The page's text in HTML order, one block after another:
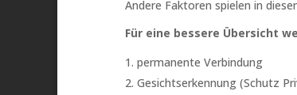
Andere Faktoren spielen in
Für eine bessere Übersicht
permanente Verbindung
Gesichtserkennung (Schutz